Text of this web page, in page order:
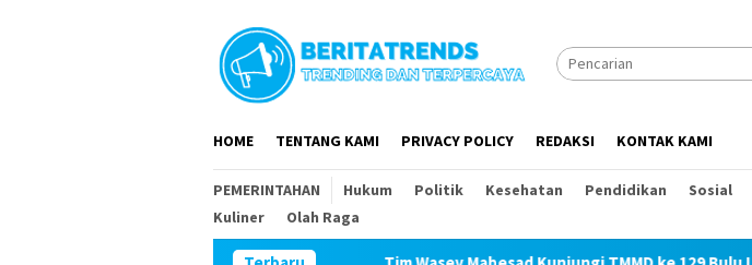
HOME TENTANG KAMI PRIVACY POLICY REDAKSI KONTAK KAMI
PEMERINTAHAN Hukum Politik Kesehatan Pendidikan Sosial
Kuliner
Olah Raga